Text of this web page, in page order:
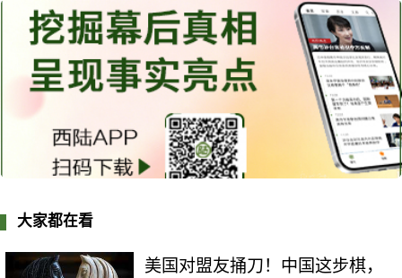
大家都在看
美国对盟友捅刀！中国这步棋，